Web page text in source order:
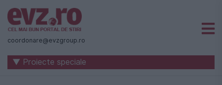
Știri
naționale
internaționale
coordonare@evzgroup.ro
▼ Proiecte speciale